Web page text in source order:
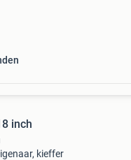
inch
kieffer